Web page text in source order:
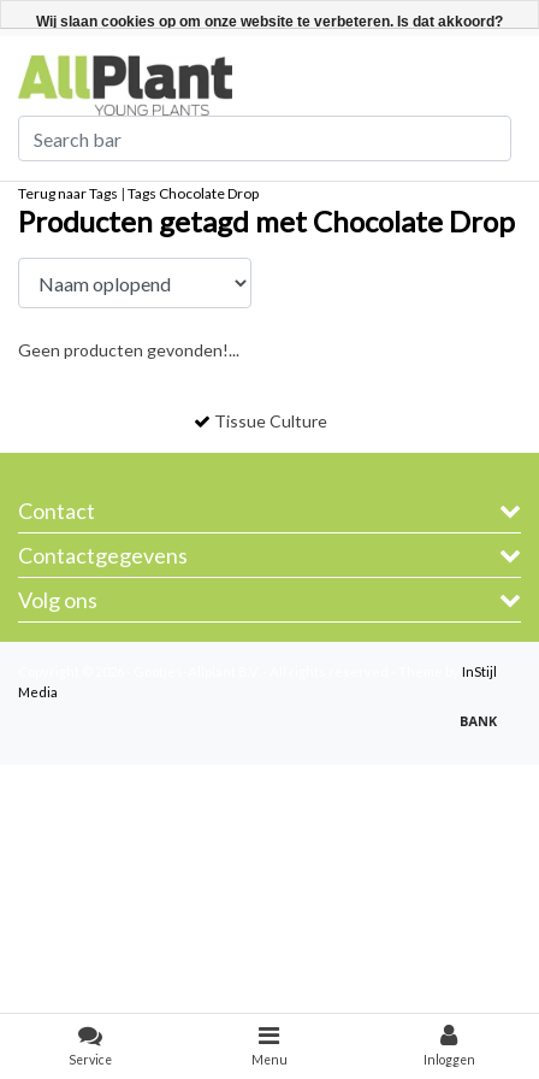
Registreren / Inloggen Nederlands
Terug naar Tags | Tags Chocolate Drop
Producten getagd met Chocolate Drop
Geen producten gevonden!...
Tissue Culture
Contact
Contactgegevens
Volg ons
InStijl
Media
Service Menu Inloggen
Wij slaan cookies op om onze website te verbeteren. Is dat akkoord?